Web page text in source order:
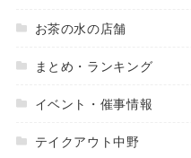
お茶の水の店舗
まとめ・ランキング
イベント・催事情報
テイクアウト中野